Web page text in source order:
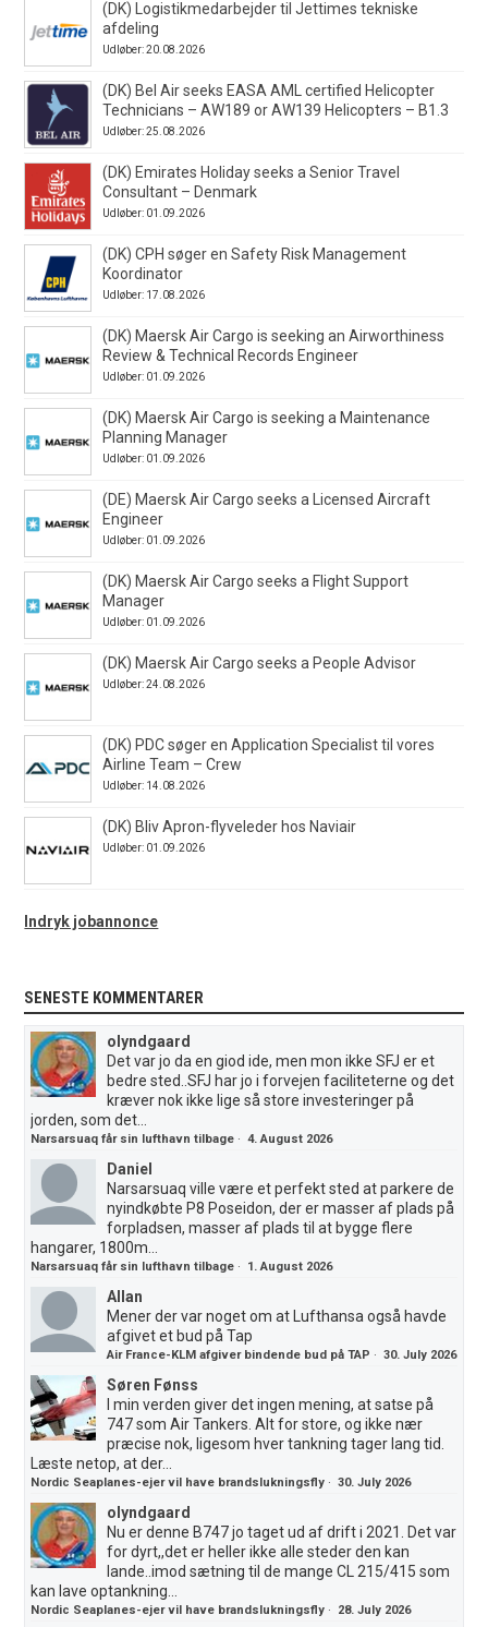
(DK) Logistikmedarbejder til Jettimes tekniske
afdeling
Udløber: 20.08.2026
(DK) Bel Air seeks EASA AML certified Helicopter
Technicians – AW189 or AW139 Helicopters – B1.3
Udløber: 25.08.2026
(DK) Emirates Holiday seeks a Senior Travel
Consultant – Denmark
Udløber: 01.09.2026
(DK) CPH søger en Safety Risk Management
Koordinator
Udløber: 17.08.2026
(DK) Maersk Air Cargo is seeking an Airworthiness
Review & Technical Records Engineer
Udløber: 01.09.2026
(DK) Maersk Air Cargo is seeking a Maintenance
Planning Manager
Udløber: 01.09.2026
(DE) Maersk Air Cargo seeks a Licensed Aircraft
Engineer
Udløber: 01.09.2026
(DK) Maersk Air Cargo seeks a Flight Support
Manager
Udløber: 01.09.2026
(DK) Maersk Air Cargo seeks a People Advisor
Udløber: 24.08.2026
(DK) PDC søger en Application Specialist til vores
Airline Team – Crew
Udløber: 14.08.2026
(DK) Bliv Apron-flyveleder hos Naviair
Udløber: 01.09.2026
Indryk jobannonce
SENESTE KOMMENTARER
olyndgaard
Det var jo da en giod ide, men mon ikke SFJ er et
bedre sted..SFJ har jo i forvejen faciliteterne og det
kræver nok ikke lige så store investeringer på
jorden, som det...
Narsarsuaq får sin lufthavn tilbage ·4. August 2026
Daniel
Narsarsuaq ville være et perfekt sted at parkere de
nyindkøbte P8 Poseidon, der er masser af plads på
forpladsen, masser af plads til at bygge flere
hangarer, 1800m...
Narsarsuaq får sin lufthavn tilbage · 1. August 2026
Allan
Mener der var noget om at Lufthansa også havde
afgivet et bud på Tap
Air France-KLM afgiver bindende bud på TAP ·30. July 2026
Søren Fønss
I min verden giver det ingen mening, at satse på
747 som Air Tankers. Alt for store, og ikke nær
præcise nok, ligesom hver tankning tager lang tid.
Læste netop, at der...
Nordic Seaplanes-ejer vil have brandslukningsfly ·30. July 2026
olyndgaard
Nu er denne B747 jo taget ud af drift i 2021. Det var
for dyrt,,det er heller ikke alle steder den kan
lande..imod sætning til de mange CL 215/415 som
kan lave optankning...
Nordic Seaplanes-ejer vil have brandslukningsfly · 28. July 2026